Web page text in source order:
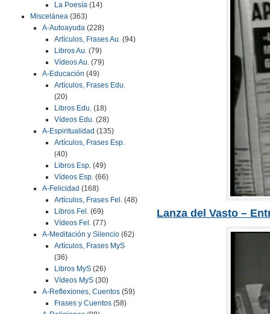
La Poesía (14)
Miscelánea (363)
A-Autoayuda (228)
Artículos, Frases Au. (94)
Libros Au. (79)
Vídeos Au. (79)
A-Educación (49)
Artículos, Frases Edu.
(20)
Libros Edu. (18)
Vídeos Edu. (28)
A-Espiritualidad (135)
Artículos, Frases Esp.
(40)
Libros Esp. (49)
Vídeos Esp. (66)
A-Felicidad (168)
Artículos, Frases Fel. (48)
Libros Fel. (69)
Vídeos Fel. (77)
A-Meditación y Silencio (62)
Artículos, Frases MyS
(36)
Libros MyS (26)
Vídeos MyS (30)
A-Reflexiones, Cuentos (59)
Frases y Cuentos (58)
Lanza del Vasto –